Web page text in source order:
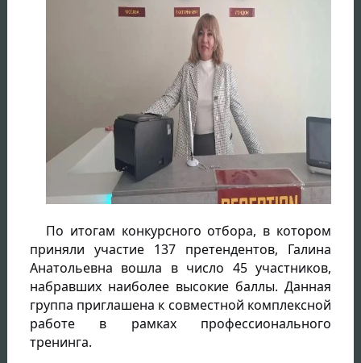
По итогам конкурсного отбора, в котором
приняли участие 137 претендентов, Галина
Анатольевна вошла в число 45 участников,
набравших наиболее высокие баллы. Данная
группа приглашена к совместной комплексной
работе в рамках профессионального
тренинга.